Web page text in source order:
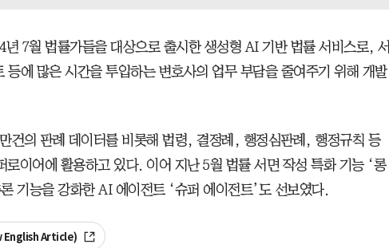
년 7월 법률가들을 대상으로 출시한 생성형 AI 기반 법률 서비스로, 서
등에 많은 시간을 투입하는 변호사의 업무 부담을 줄여주기 위해 개발
건의 판례 데이터를 비롯해 법령, 결정례, 행정심판례, 행정규칙 등
로이어에 활용하고 있다. 이어 지난 5월 법률 서면 작성 특화 기능 ‘롱
기능을 강화한 AI 에이전트 ‘슈퍼 에이전트’도 선보였다.
English Article)